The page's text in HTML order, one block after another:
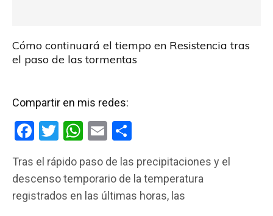
Cómo continuará el tiempo en Resistencia tras
el paso de las tormentas
Compartir en mis redes:
F
ce
b
T
tt
er
W
at
s
E
ail m
p
Tras el rápido paso de las precipitaciones y el
descenso temporario de la temperatura
registrados en las últimas horas, las